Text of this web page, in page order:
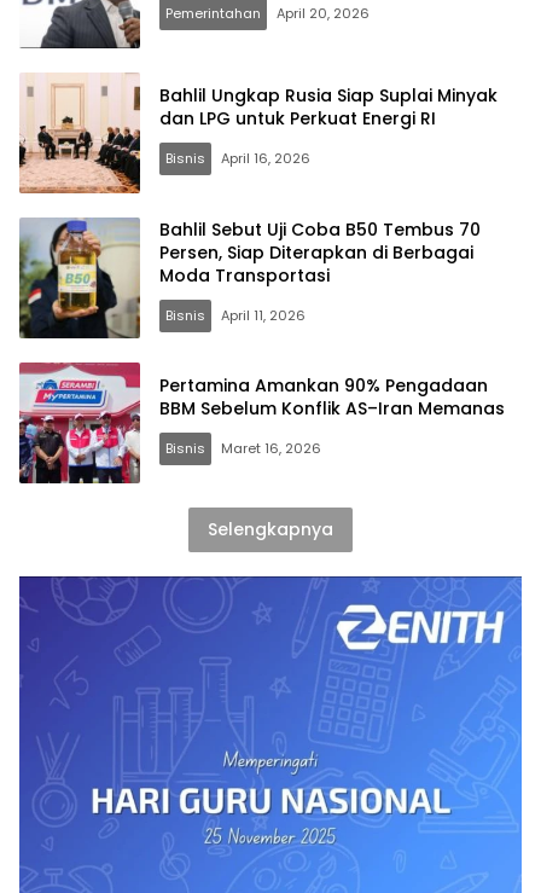
Pemerintahan April 20, 2026
Bahlil Ungkap Rusia Siap Suplai Minyak
dan LPG untuk Perkuat Energi RI
Bisnis April 16, 2026
Bahlil Sebut Uji Coba B50 Tembus 70
Persen, Siap Diterapkan di Berbagai
Moda Transportasi
Bisnis April 11, 2026
Pertamina Amankan 90% Pengadaan
BBM Sebelum Konflik AS–Iran Memanas
Bisnis Maret 16, 2026
Selengkapnya